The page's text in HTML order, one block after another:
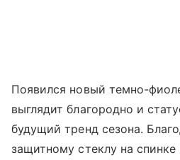
Появился новый темно-
выглядит благородно и
будущий тренд сезона.
защитному стеклу на